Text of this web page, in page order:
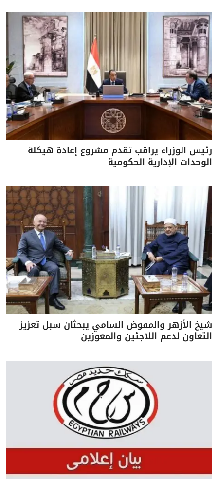
رئيس الوزراء يراقب تقدم مشروع إعادة هيكلة
الوحدات الإدارية الحكومية
شيخ الأزهر والمفوض السامي يبحثان سبل تعزيز
التعاون لدعم اللاجئين والمعوزين